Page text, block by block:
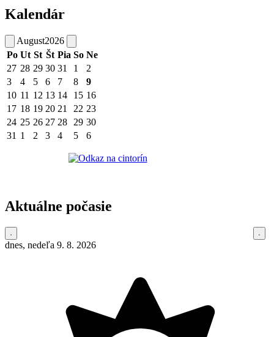
Kalendár
August2026
Po Ut St Št Pia So Ne
27 28 29 30 31 1
2
3
4 5 6 7 8
9
10 11 12 13 14 15 16
17 18 19 20 21 22 23
24 25 26 27 28 29 30
31 1 2 3 4 5 6
Aktuálne počasie
dnes, nedeľa 9. 8. 2026